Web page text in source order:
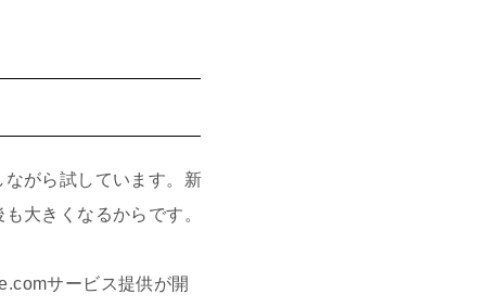
がら試しています。新
大きくなるからです。
サービス提供が開